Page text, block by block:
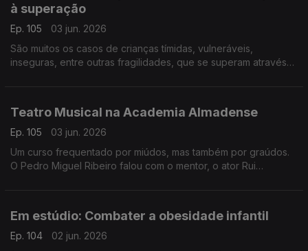
à superação
Ep. 105
03 jun. 2026
São muitos os casos de crianças tímidas, vulneráveis,
inseguras, entre outras fragilidades, que se superam através
Teatro Musical na Academia Almadense
Ep. 105
03 jun. 2026
Um curso frequentado por miúdos, mas também por graúdos.
O Pedro Miguel Ribeiro falou com o mentor, o ator Rui
Em estúdio: Combater a obesidade infantil
Ep. 104
02 jun. 2026